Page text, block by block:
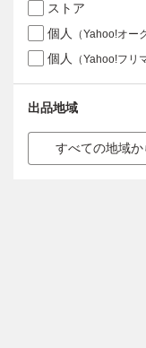
ストア
個人
（Yahoo!オー
個人 （Yahoo!フリ
出品地域
すべての地域か